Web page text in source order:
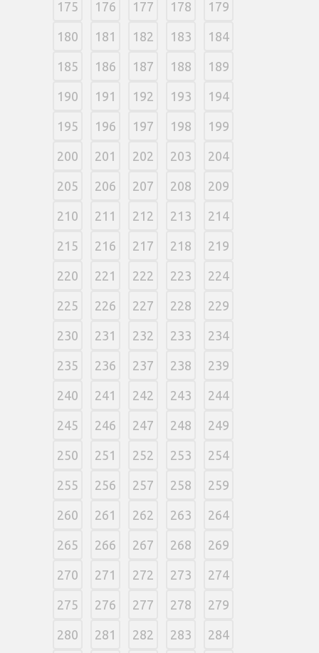
175 176 177 178 179
180 181 182 183 184
185 186 187 188 189
190 191 192 193 194
195 196 197 198 199
200 201 202 203 204
205 206 207 208 209
210 211 212 213 214
215 216 217 218 219
220 221 222 223 224
225 226 227 228 229
230 231 232 233 234
235 236 237 238 239
240 241 242 243 244
245 246 247 248 249
250 251 252 253 254
255 256 257 258 259
260 261 262 263 264
265 266 267 268 269
270 271 272 273 274
275 276 277 278 279
280 281 282 283 284